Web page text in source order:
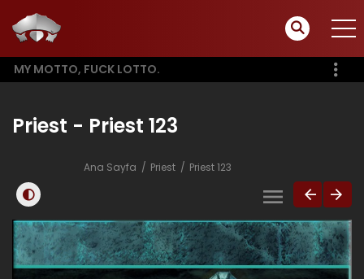
MY MOTTO, FUCK LOTTO.
Priest - Priest 123
Ana Sayfa Priest Priest 123